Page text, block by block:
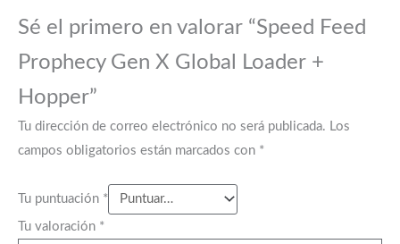
Sé el primero en valorar “Speed Feed
Prophecy Gen X Global Loader +
Hopper”
Tu dirección de correo electrónico no será publicada. Los
campos obligatorios están marcados con *
Tu puntuación *
Tu valoración *